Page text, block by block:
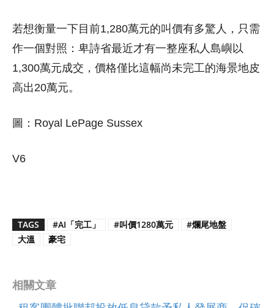
若想衡量一下目前1,280萬元的叫價有多驚人，只需
作一個對照：卑詩省最近才有一整座私人島嶼以
1,300萬元成交，價格僅比這幅尚未完工的海景地皮
高出20萬元。
圖：Royal LePage Sussex
V6
TAGS #AI「完工」 #叫價1280萬元
#爛尾地盤
大溫
豪宅
相關文章